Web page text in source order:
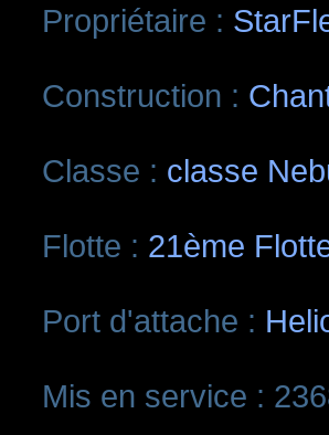
Propriétaire :
Construction :
Classe : classe
Flotte : 21ème
Port d'attache :
Mis en service :